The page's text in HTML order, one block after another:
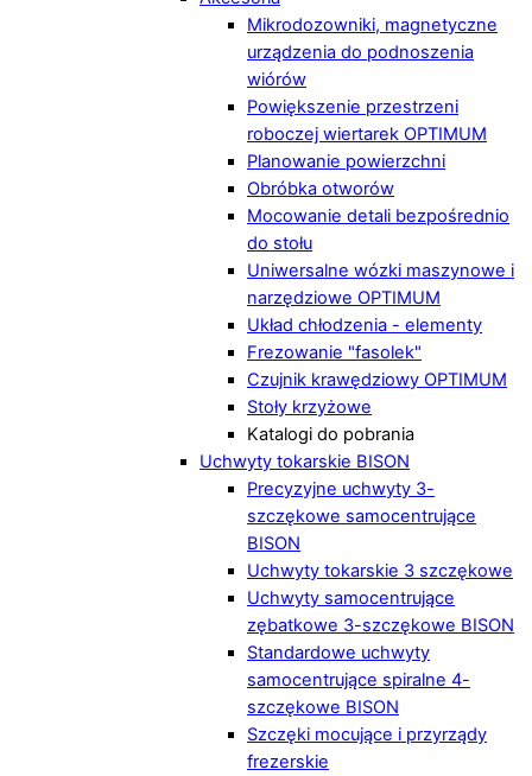
Mikrodozowniki, magnetyczne
urządzenia do podnoszenia
wiórów
Powiększenie przestrzeni
roboczej wiertarek OPTIMUM
Planowanie powierzchni
Obróbka otworów
Mocowanie detali bezpośrednio
do stołu
Uniwersalne wózki maszynowe i
narzędziowe OPTIMUM
Układ chłodzenia - elementy
Frezowanie "fasolek"
Czujnik krawędziowy OPTIMUM
Stoły krzyżowe
Katalogi do pobrania
Uchwyty tokarskie BISON
Precyzyjne uchwyty 3-
szczękowe samocentrujące
BISON
Uchwyty tokarskie 3 szczękowe
Uchwyty samocentrujące
zębatkowe 3-szczękowe BISON
Standardowe uchwyty
samocentrujące spiralne 4-
szczękowe BISON
Szczęki mocujące i przyrządy
frezerskie